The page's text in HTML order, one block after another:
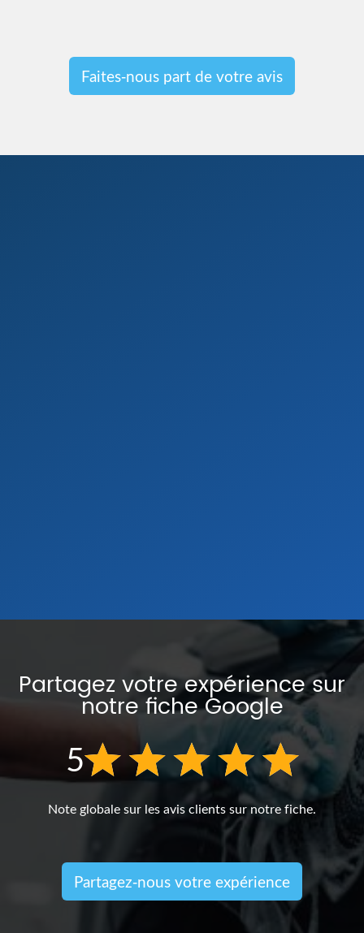
Faites-nous part de votre avis
Partagez votre expérience sur
notre fiche Google
5
Note globale sur les avis clients sur notre fiche.
Partagez-nous votre expérience